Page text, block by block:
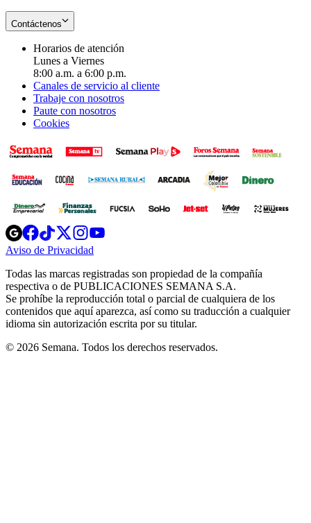
Contáctenos
Horarios de atención
Lunes a Viernes
8:00 a.m. a 6:00 p.m.
Canales de servicio al cliente
Trabaje con nosotros
Paute con nosotros
Cookies
Opens
in
new
Opens
in
new
Opens
in
new
window
Opens
new
windowwindow
Aviso de Privacidad
new
window
Todas las marcas registradas son propiedad de la compañía
respectiva o de PUBLICACIONES SEMANA S.A.
Se prohíbe la reproducción total o parcial de cualquiera de los
contenidos que aquí aparezca, así como su traducción a cualquier
idioma sin autorización escrita por su titular.
© 2026 Semana. Todos los derechos reservados.